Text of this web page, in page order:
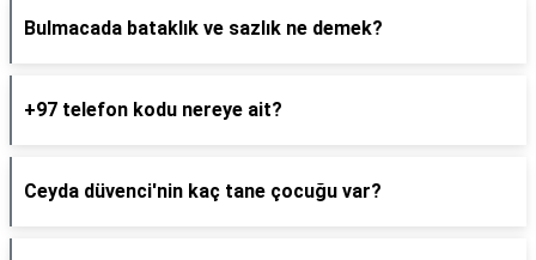
Bulmacada bataklık ve sazlık ne demek?
+97 telefon kodu nereye ait?
Ceyda düvenci'nin kaç tane çocuğu var?